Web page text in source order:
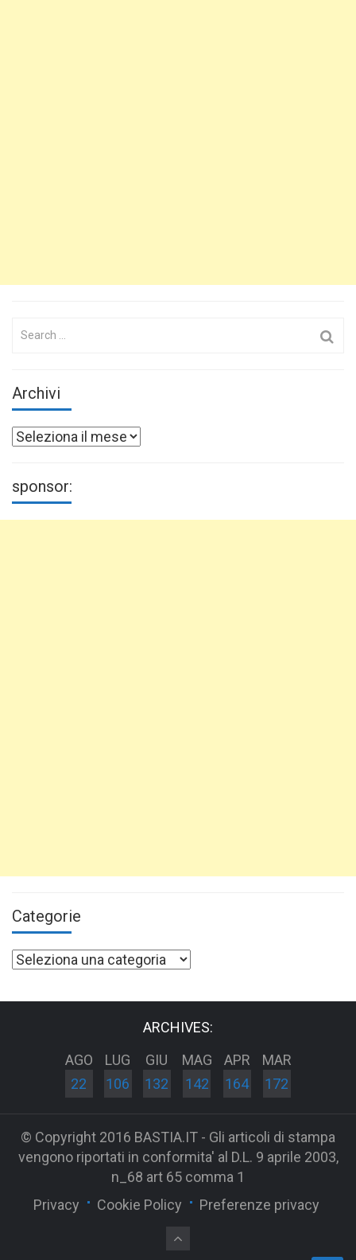
Search
Archivi
Archivi
sponsor:
Categorie
Categorie
ARCHIVES:
AGO
22
LUG
106
GIU
132
MAG
142
APR
164
MAR
172
© Copyright 2016 BASTIA.IT - Gli articoli di stampa
vengono riportati in conformita' al D.L. 9 aprile 2003,
n_68 art 65 comma 1
Privacy
Cookie Policy Preferenze privacy